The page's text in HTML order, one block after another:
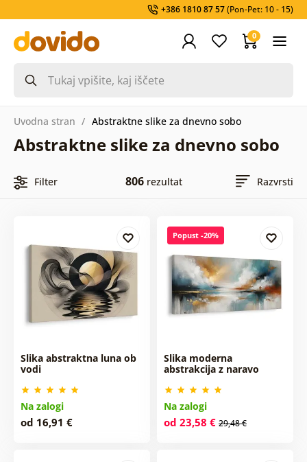
+386 1810 87 57(Pon-Pet: 10 - 15)
0
Uvodna stran Abstraktne slike za dnevno sobo
Abstraktne slike za dnevno sobo
Filter 806rezultat Razvrsti
Slika abstraktna luna ob
vodi
Na zalogi
od 16,91 €
Popust -20%
Slika moderna
abstrakcija z naravo
Na zalogi
od 23,58 € 29,48 €